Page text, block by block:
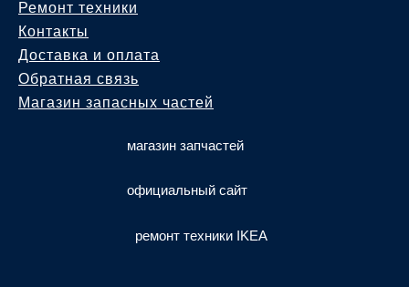
Ремонт техники
Контакты
Доставка и оплата
Обратная связь
Магазин запасных частей
магазин запчастей
официальный сайт
ремонт техники IKEA